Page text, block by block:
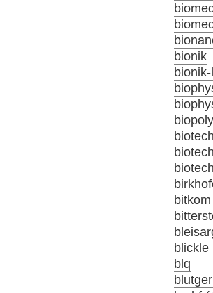
bionik
biotech
bitkom
blickle
blq